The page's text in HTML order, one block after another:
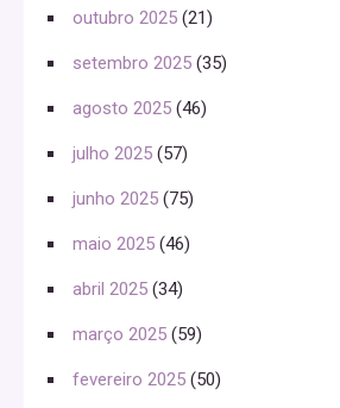
outubro 2025 (21)
setembro 2025 (35)
agosto 2025 (46)
julho 2025 (57)
junho 2025 (75)
maio 2025 (46)
abril 2025 (34)
março 2025 (59)
fevereiro 2025 (50)